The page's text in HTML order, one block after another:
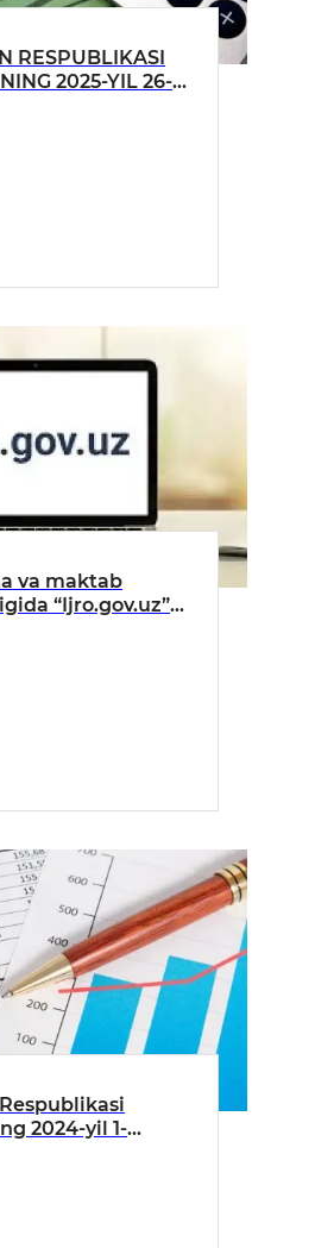
RESPUBLIKASI
2025-YIL 26-
HOLATIGA
va maktab
“Ijro.gov.uz”
2024-yil 1-